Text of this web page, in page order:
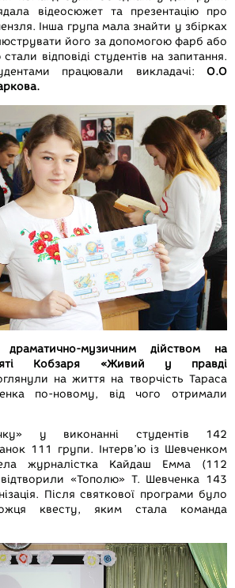
відеосюжет та презентацію про
Інша група мала знайти у збірках
його за допомогою фарб або
відповіді студентів на запитання.
працювали викладачі: О.О
музичним дійством на
Кобзаря «Живий у правді
на життя на творчість Тараса
по-новому, від чого отримали
у виконанні студентів 142
111 групи. Інтерв’ю із Шевченком
журналістка Кайдаш Емма (112
«Тополю» Т. Шевченка 143
Після святкової програми було
квесту, яким стала команда